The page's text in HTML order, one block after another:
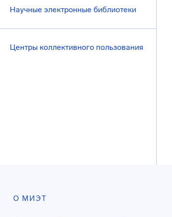
Научные электронные библиотеки
Центры коллективного пользования
О МИЭТ